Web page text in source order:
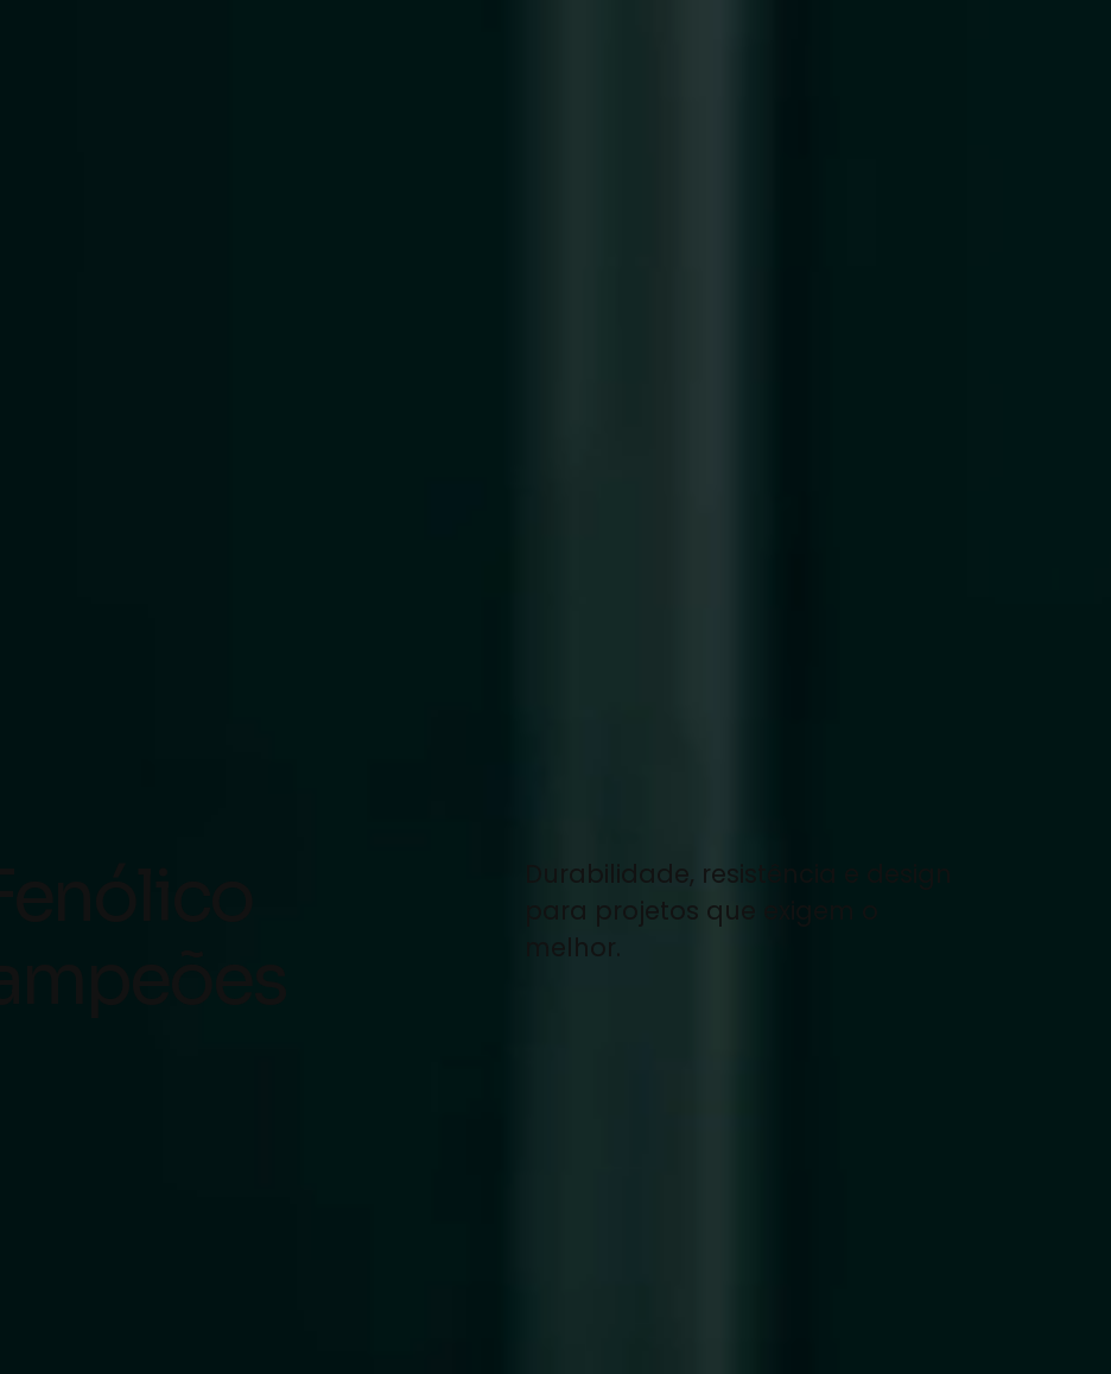
Durabilidade, resistência e design
para projetos que exigem o